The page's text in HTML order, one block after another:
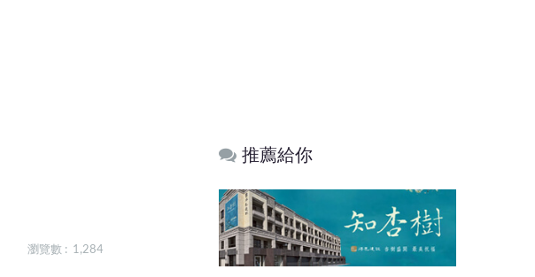
瀏覽數 : 1,284
推薦給你